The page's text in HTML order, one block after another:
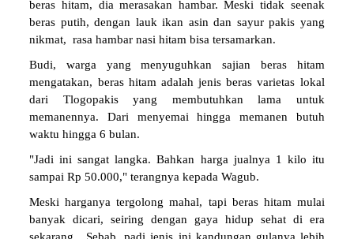
PEKALONGAN- Saat kunjungan kerja ke Desa
Tlogopakis Kecamatan Petungkriyono Kabupaten
Pekalongan, Rabu (15/09/2021) Wakil Gubernur Jawa
Tengah Taj Yasin Maimoen mendapat sajian kuliner langka
dari warga setempat, yakni nasi hitam.
"Salah satu (produk) unggulan di Tlogopakis itu beras
hitam jawa. Kalau masyarakat yang punya diabetes, (atau)
untuk kecantikan, bisa mengkonsumsi ini, beras hitam,"